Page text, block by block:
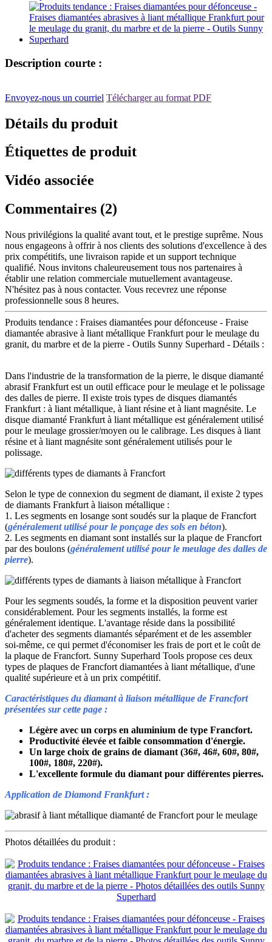
Description courte :
Envoyez-nous un courriel Télécharger au format PDF
Détails du produit
Étiquettes de produit
Vidéo associée
Commentaires (2)
Nous privilégions la qualité avant tout, et le prestige suprême. Nous
nous engageons à offrir à nos clients des solutions d'excellence à des
prix compétitifs, une livraison rapide et un support technique
qualifié. Nous invitons chaleureusement tous nos partenaires à
établir une relation commerciale mutuellement avantageuse.
N'hésitez pas à nous contacter. Vous recevrez une réponse
professionnelle sous 8 heures.
Produits tendance : Fraises diamantées pour défonceuse - Fraise
diamantée abrasive à liant métallique Frankfurt pour le meulage du
granit, du marbre et de la pierre - Outils Sunny Superhard - Détails :
Dans l'industrie de la transformation de la pierre, le disque diamanté
abrasif Frankfurt est un outil efficace pour le meulage et le polissage
des dalles de pierre. Il existe trois types de disques diamantés
Frankfurt : à liant métallique, à liant résine et à liant magnésite. Le
disque diamanté Frankfurt à liant métallique est généralement utilisé
pour le meulage grossier/moyen ou le calibrage. Les disques à liant
résine et à liant magnésite sont généralement utilisés pour le
polissage.
Selon le type de connexion du segment de diamant, il existe 2 types
de diamants Frankfurt à liaison métallique :
1. Les segments en losange sont soudés sur la plaque de Francfort
(généralement utilisé pour le ponçage des sols en béton).
2. Les segments en diamant sont installés sur la plaque de Francfort
par des boulons (généralement utilisé pour le meulage des dalles de
pierre).
Pour les segments soudés, la forme et la disposition peuvent varier
considérablement. Pour les segments installés, la forme est
généralement identique. L'avantage réside dans la possibilité
d'acheter des segments diamantés séparément et de les assembler
soi-même, ce qui permet d'économiser les frais de port et le coût de
la plaque de Francfort. Sunny Superhard Tools propose ces deux
types de plaques de Francfort diamantées à liant métallique, d'une
qualité supérieure et à un prix compétitif.
Caractéristiques du diamant à liaison métallique de Francfort
présentées sur cette page :
Légère avec un corps en aluminium de type Francfort.
Productivité élevée et faible consommation d'énergie.
Un large choix de grains de diamant (36#, 46#, 60#, 80#,
100#, 180#, 220#).
L'excellente formule du diamant pour différentes pierres.
Application de Diamond Frankfurt :
Photos détaillées du produit :